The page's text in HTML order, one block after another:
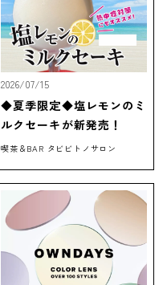
2026/07/15
◆夏季限定◆塩レモンのミ
ルクセーキが新発売！
喫茶＆BAR タビビトノサロン